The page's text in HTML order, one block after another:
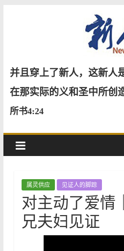
新
人
并且穿上了新人，这新人
在那实际的义和圣中所创
所书4:24
属灵供应 见证人的脚踪
对主动了爱情
兄夫妇见证